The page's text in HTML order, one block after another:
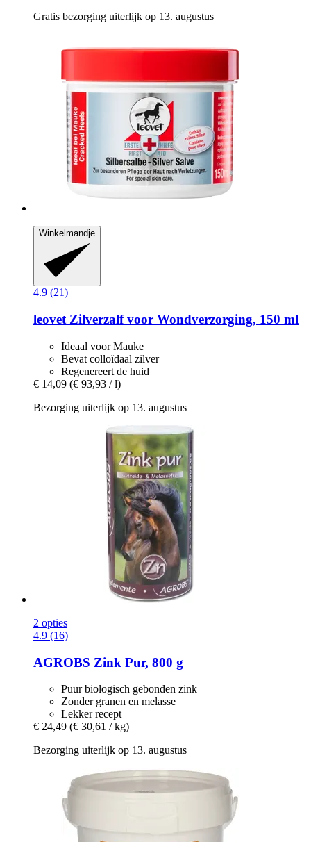
Gratis bezorging uiterlijk op 13. augustus
Winkelmandje
4.9 (21)
leovet Zilverzalf voor Wondverzorging, 150 ml
Ideaal voor Mauke
Bevat colloïdaal zilver
Regenereert de huid
€ 14,09 (€ 93,93 / l)
Bezorging uiterlijk op 13. augustus
2 opties
4.9 (16)
AGROBS Zink Pur, 800 g
Puur biologisch gebonden zink
Zonder granen en melasse
Lekker recept
€ 24,49 (€ 30,61 / kg)
Bezorging uiterlijk op 13. augustus